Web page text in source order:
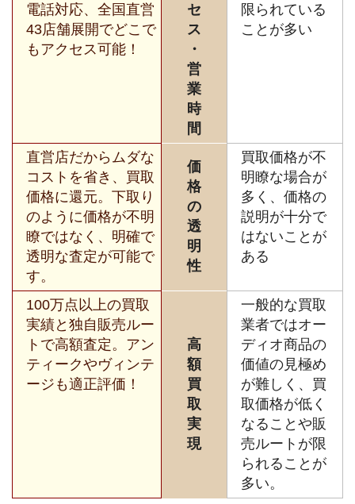
電話対応、全国直営
43店舗展開でどこで
もアクセス可能！
セ
ス
・
営
業
時
間
限られている
ことが多い
直営店だからムダな
コストを省き、買取
価格に還元。下取り
のように価格が不明
瞭ではなく、明確で
透明な査定が可能で
す。
価
格
の
透
明
性
買取価格が不
明瞭な場合が
多く、価格の
説明が十分で
はないことが
ある
100万点以上の買取
実績と独自販売ルー
トで高額査定。アン
ティークやヴィンテ
ージも適正評価！
高
額
買
取
実
現
一般的な買取
業者ではオー
ディオ商品の
価値の見極め
が難しく、買
取価格が低く
なることや販
売ルートが限
られることが
多い。